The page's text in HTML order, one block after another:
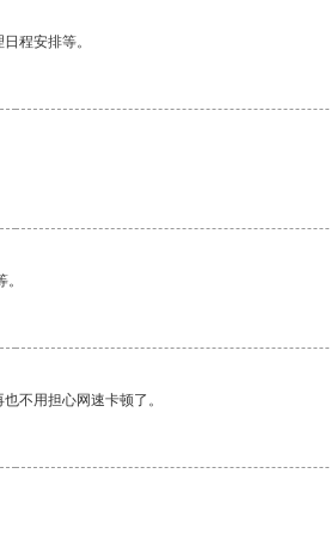
程安排等。
不用担心网速卡顿了。